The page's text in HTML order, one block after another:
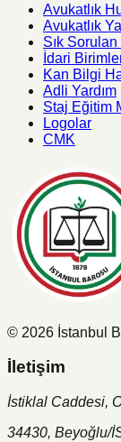
Avukatlık
Avukatlık
Sık
İdari
Kan Bilgi
Adli Yardım
Staj Eğitim
Logolar
CMK
© 2026 İstanbul
İletişim
İstiklal Caddesi,
34430, Beyoğlu/